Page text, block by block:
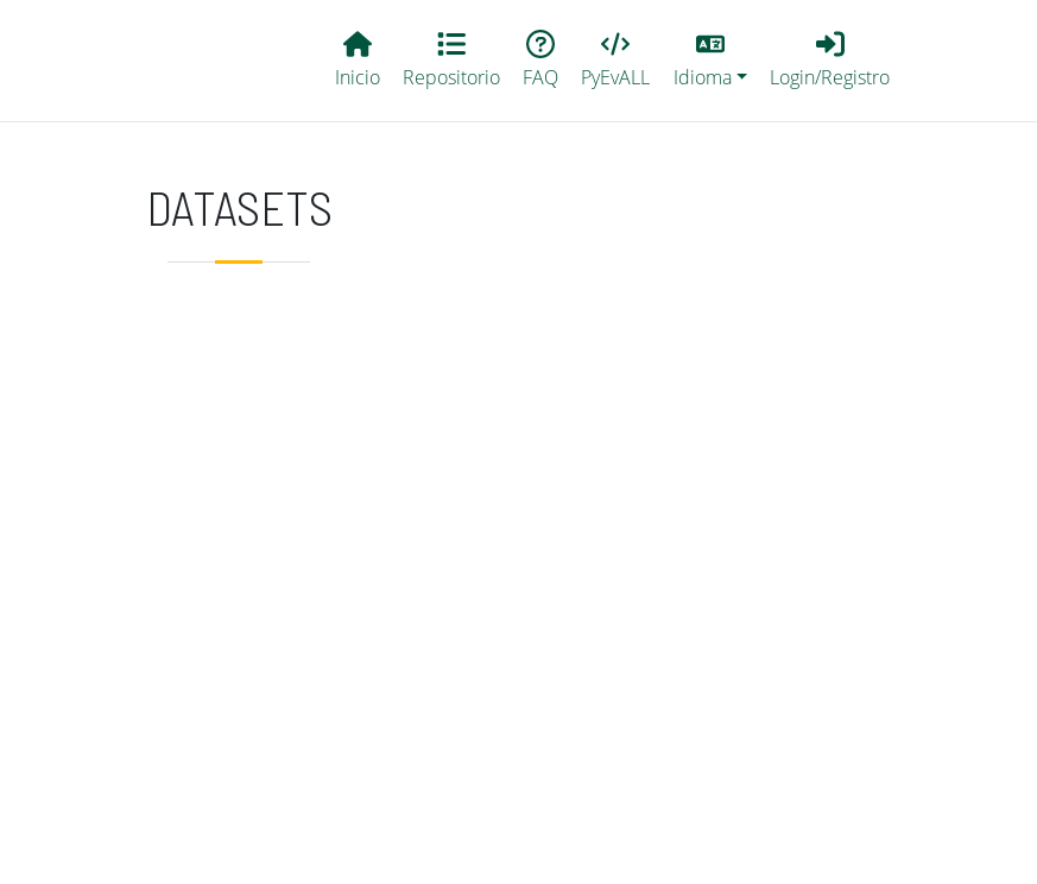
Main EvALL
Inicio Repositorio FAQ PyEvALL
Lang
Idioma
Login_Registro
Login/Registro
DATASETS